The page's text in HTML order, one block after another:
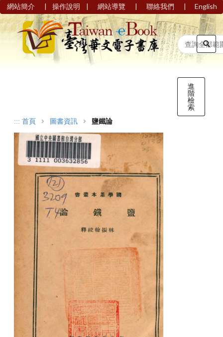
網站簡介 | 操作說明 | 網站導覽 | 聯絡我們 | English
進
階
檢
索
::: 首頁 圖書資訊 鹽鐵論